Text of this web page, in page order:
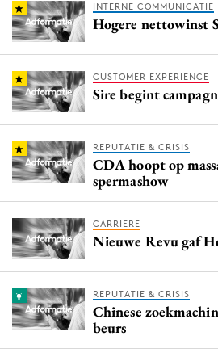
INTERNE COMMUNICATIE
Hogere nettowinst
CUSTOMER EXPERIENCE
Sire begint
REPUTATIE & CRISIS
CDA hoopt op
spermashow
CARRIERE
Nieuwe Revu gaf
REPUTATIE & CRISIS
Chinese
beurs